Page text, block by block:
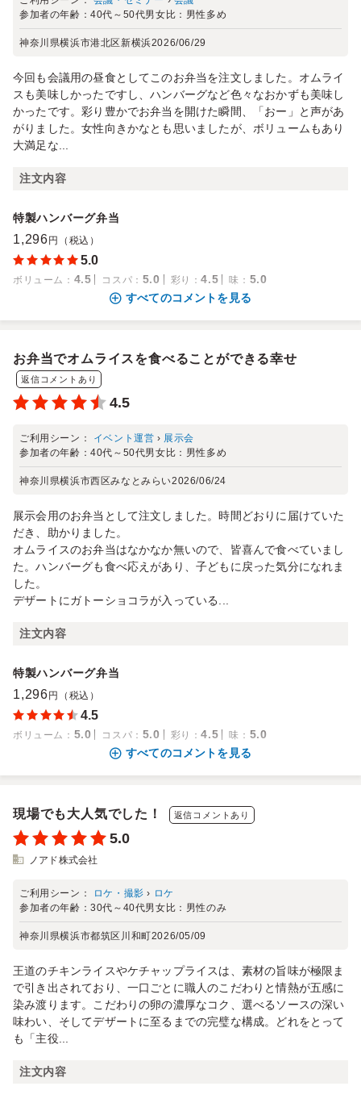
参加者の年齢：40代～50代男女比： 男性多め
神奈川県横浜市港北区新横浜2026/06/29
今回も会議用の昼食としてこのお弁当を注文しました。オムライ
スも美味しかったですし、ハンバーグなど色々なおかずも美味し
かったです。彩り豊かでお弁当を開けた瞬間、「おー」と声があ
がりました。女性向きかなとも思いましたが、ボリュームもあり
大満足な...
注文内容
特製ハンバーグ弁当
1,296 円（税込）
5.0
ボリューム ： 4.5 コスパ ： 5.0 彩り ：4.5 味 ： 5.0
すべてのコメントを見る
お弁当でオムライスを食べることができる幸せ
返信コメントあり
4.5
ご利用シーン： イベント運営 › 展示会
参加者の年齢：40代～50代男女比： 男性多め
神奈川県横浜市西区みなとみらい2026/06/24
展示会用のお弁当として注文しました。時間どおりに届けていた
だき、助かりました。
オムライスのお弁当はなかなか無いので、皆喜んで食べていまし
た。ハンバーグも食べ応えがあり、子どもに戻った気分になれま
した。
デザートにガトーショコラが入っている...
注文内容
特製ハンバーグ弁当
1,296 円（税込）
4.5
ボリューム ： 5.0 コスパ ： 5.0 彩り ：4.5 味 ： 5.0
すべてのコメントを見る
現場でも大人気でした！ 返信コメントあり
5.0
ノアド株式会社
ご利用シーン： ロケ・撮影 › ロケ
参加者の年齢：30代～40代男女比： 男性のみ
神奈川県横浜市都筑区川和町2026/05/09
王道のチキンライスやケチャップライスは、素材の旨味が極限ま
で引き出されており、一口ごとに職人のこだわりと情熱が五感に
染み渡ります。こだわりの卵の濃厚なコク、選べるソースの深い
味わい、そしてデザートに至るまでの完璧な構成。どれをとって
も「主役...
注文内容